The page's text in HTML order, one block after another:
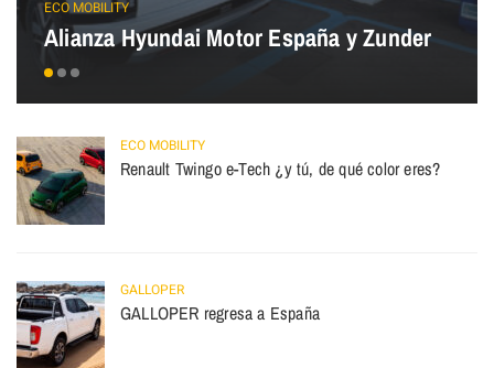
ECO MOBILITY
Alianza Hyundai Motor España y Zunder
ECO MOBILITY
Renault Twingo e-Tech ¿y tú, de qué color eres?
GALLOPER
GALLOPER regresa a España